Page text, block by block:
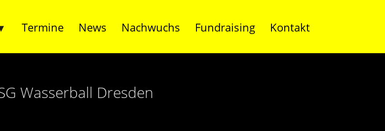
Termine News Nachwuchs Fundraising Kontakt
Wasserball Dresden